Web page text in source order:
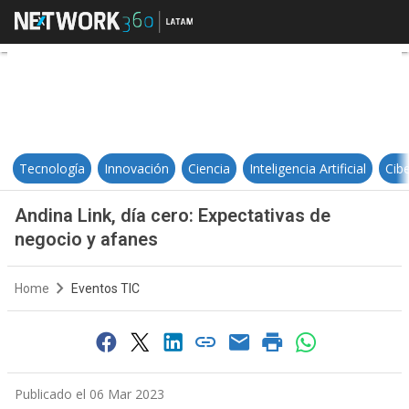
Andina Link, día cero:
Tecnología Innovación Ciencia Inteligencia Artificial
Andina Link, día cero: Expectativas de
negocio y afanes
Home Eventos TIC
Publicado el 06 Mar 2023